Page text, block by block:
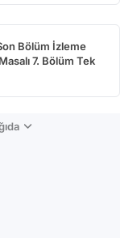
Bölüm İzleme
7. Bölüm Tek